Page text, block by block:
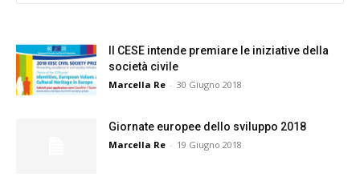
Il CESE intende premiare le iniziative della
società civile
Marcella Re - 30 Giugno 2018
Giornate europee dello sviluppo 2018
Marcella Re - 19 Giugno 2018